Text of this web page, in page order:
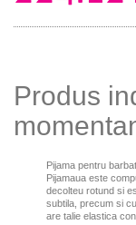
Produs
Pijama pentru
Pijamaua este
decolteu rotund si
subtila, precum si
are talie elastica